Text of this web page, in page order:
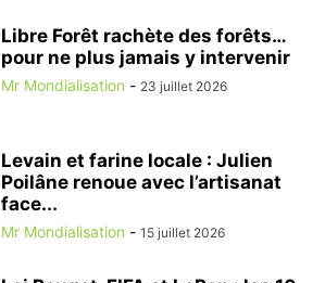
Libre Forêt rachète des forêts…
pour ne plus jamais y intervenir
Mr Mondialisation - 23 juillet 2026
Levain et farine locale : Julien
Poilâne renoue avec l’artisanat
face...
Mr Mondialisation - 15 juillet 2026